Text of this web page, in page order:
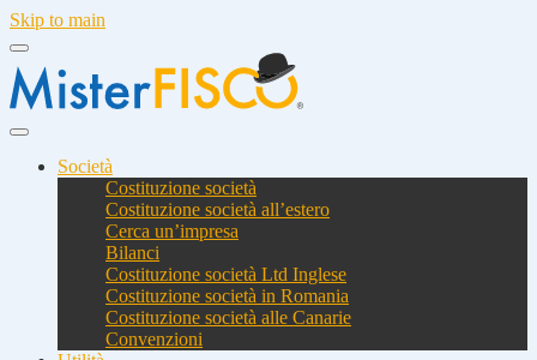
Skip to main
Società
Costituzione società
Costituzione società all’estero
Cerca un’impresa
Bilanci
Costituzione società Ltd Inglese
Costituzione società in Romania
Costituzione società alle Canarie
Convenzioni